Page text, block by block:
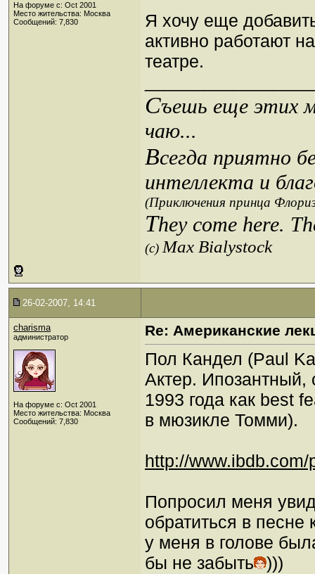
На форуме с: Oct 2001
Место жительства: Москва
Сообщений: 7,830
Я хочу еще
активно работают
театре.
Съешь еще этих
чаю...
Всегда приятно
интеллекта и
(Приключения принца
They come here.
(c)Max Bialystock
26-02-2007, 14:41
charisma
администратор
На форуме с: Oct 2001
Место жительства: Москва
Сообщений: 7,830
Re: Американские
Пол Кандел (Paul
Актер. Ипозантный,
1993 года как best
в мюзикле Томми).
http://
Попросил меня
обратиться в песне
у меня в голове
бы не забыть
)))